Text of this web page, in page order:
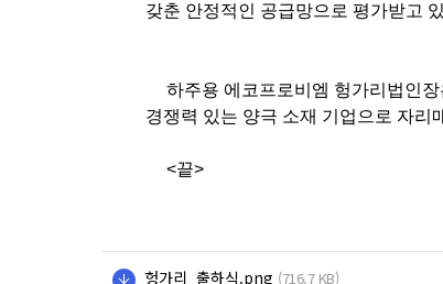
갖춘 안정적인 공급망으로 평가받고
하주용 에코프로비엠 헝가리법인장
경쟁력 있는 양극 소재 기업으로 자리
<끝>
헝가리_출하식.png (716.7 KB)